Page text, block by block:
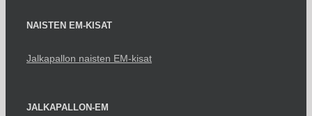
NAISTEN EM-KISAT
Jalkapallon naisten EM-kisat
JALKAPALLON-EM